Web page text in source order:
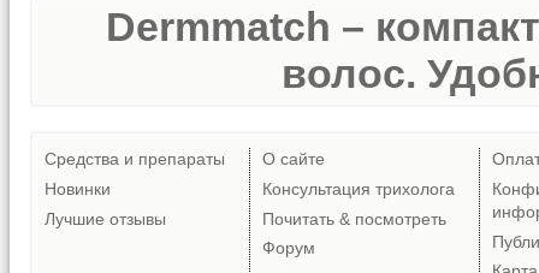
Dermmatch –
волос.
Средства и препараты
Новинки
Лучшие отзывы
О сайте
Консультация трихолога
Почитать & посмотреть
Форум